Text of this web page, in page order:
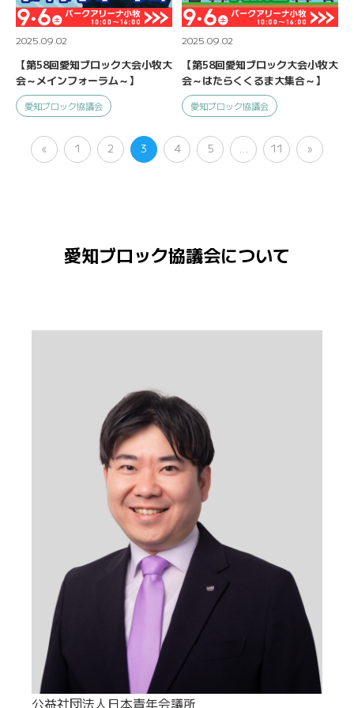
2025.09.02
【第58回愛知ブロック大会小牧大
会～メインフォーラム～】
愛知ブロック協議会
2025.09.02
【第58回愛知ブロック大会小牧大
会～はたらくくるま大集合～】
愛知ブロック協議会
« 1 2 3 4 5 … 11 »
愛知ブロック協議会について
公益社団法人日本青年会議所